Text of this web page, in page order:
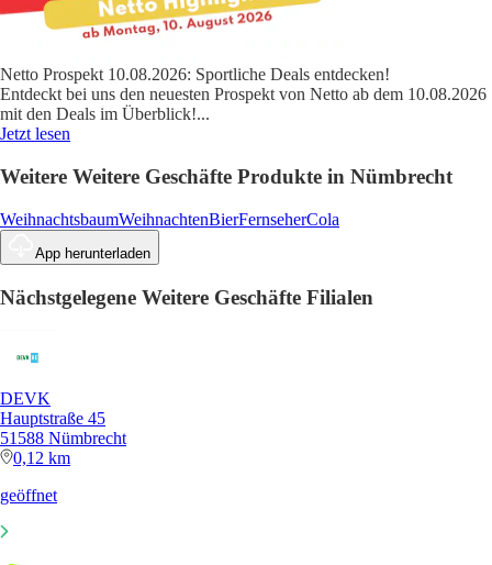
Netto Prospekt 10.08.2026: Sportliche Deals entdecken!
Entdeckt bei uns den neuesten Prospekt von Netto ab dem 10.08.2026
mit den Deals im Überblick!...
Jetzt lesen
Weitere Weitere Geschäfte Produkte in Nümbrecht
WeihnachtsbaumWeihnachtenBierFernseherCola
App herunterladen
Nächstgelegene Weitere Geschäfte Filialen
DEVK
Hauptstraße 45
51588 Nümbrecht
0,12 km
geöffnet